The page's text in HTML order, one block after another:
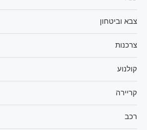
צבא וביטחון
צרכנות
קולנוע
קריירה
רכב